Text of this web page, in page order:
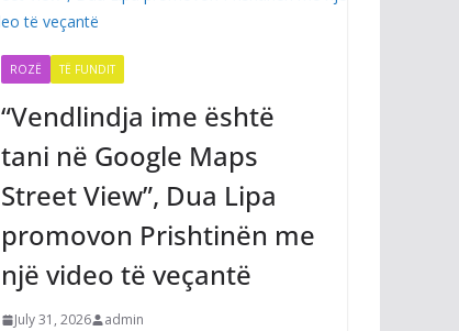
ROZË TË FUNDIT
“Vendlindja ime është
tani në Google Maps
Street View”, Dua Lipa
promovon Prishtinën me
një video të veçantë
July 31, 2026 admin